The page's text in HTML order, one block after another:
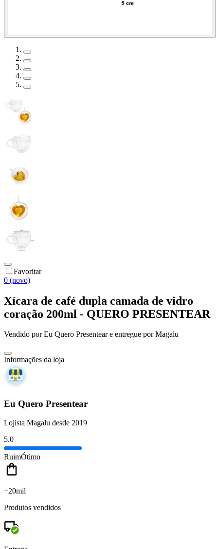
Favoritar
0 (novo)
Xícara de café dupla camada de vidro
coração 200ml - QUERO PRESENTEAR
Vendido porEu Quero Presenteare entregue por Magalu
Informações da loja
Eu Quero Presentear
Lojista Magalu desde 2019
5.0
RuimÓtimo
+20mil
Produtos vendidos